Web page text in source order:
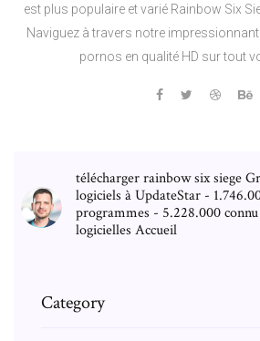
est plus populaire et varié Rainbow Six
Naviguez à travers notre
pornos en qualité HD sur tout
télécharger rainbow six siege
logiciels à UpdateStar -
programmes - 5.228.000
logicielles Accueil
Category